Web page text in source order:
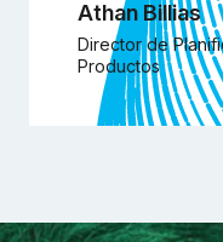
Athan Billias
Director de
Productos